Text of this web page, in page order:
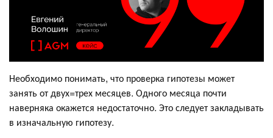
Необходимо понимать, что проверка гипотезы может
занять от двух=трех месяцев. Одного месяца почти
наверняка окажется недостаточно. Это следует закладывать
в изначальную гипотезу.